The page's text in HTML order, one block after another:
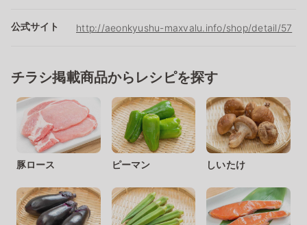
公式サイト http://aeonkyushu-maxvalu.info/shop/detail/57
チラシ掲載商品からレシピを探す
豚ロース ピーマン しいたけ